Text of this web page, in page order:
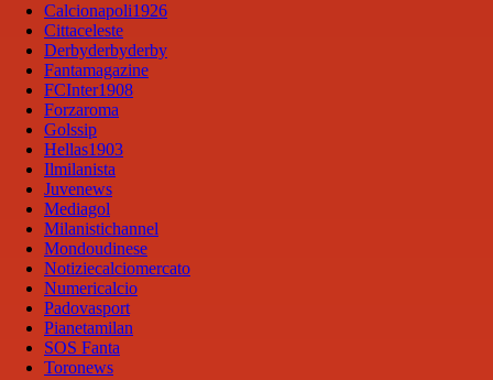
Calcionapoli1926
Cittaceleste
Derbyderbyderby
Fantamagazine
FCInter1908
Forzaroma
Golssip
Hellas1903
Ilmilanista
Juvenews
Mediagol
Milanistichannel
Mondoudinese
Notiziecalciomercato
Numericalcio
Padovasport
Pianetamilan
SOS Fanta
Toronews